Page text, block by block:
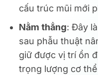
cấu trúc mũi mới
Nằm thẳng: Đây
sau phẫu thuật
giữ được vị trí ổn
trọng lượng cơ